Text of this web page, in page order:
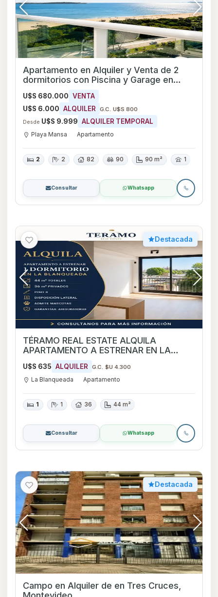
Apartamento en Alquiler y Venta de 2
dormitorios con Piscina y Garage en
Playa Mansa, Maldonado
U$S 680.000 VENTA
U$S 6.000 ALQUILER
G.C. U$S 800
Desde U$S 9.999 ALQUILER TEMPORAL
Playa Mansa Apartamento
2 2 82 90 90 m² 1
Consultar Whatsapp
Destacada
TÉRAMO REAL ESTATE ALQUILA
APARTAMENTO A ESTRENAR EN LA
BLANQUEADA
U$S 635 ALQUILER G.C. $U 4.300
La Blanqueada Apartamento
1 1 36 44 m²
Consultar Whatsapp
Destacada
Campo en Alquiler de en Tres Cruces,